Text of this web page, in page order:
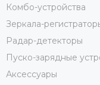
Комбо-устройства
Зеркала-
Радар-детекторы
Пуско-зарядные
Аксессуары